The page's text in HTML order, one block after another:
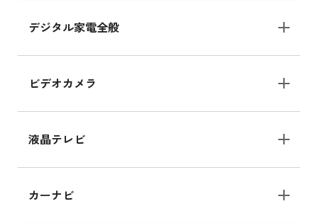
デジタル家電全般
ビデオカメラ
液晶テレビ
カーナビ
iPad Air 11インチ シリーズ
iPad Air 11インチ の新品買取価格
iPhone 15 128GB シリーズ
iPhone 15 128GB の新品買取価格